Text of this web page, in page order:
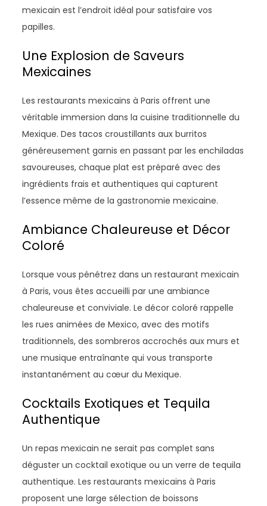
mexicain est l’endroit idéal pour satisfaire vos
papilles.
Une Explosion de Saveurs
Mexicaines
Les restaurants mexicains à Paris offrent une
véritable immersion dans la cuisine traditionnelle du
Mexique. Des tacos croustillants aux burritos
généreusement garnis en passant par les enchiladas
savoureuses, chaque plat est préparé avec des
ingrédients frais et authentiques qui capturent
l’essence même de la gastronomie mexicaine.
Ambiance Chaleureuse et Décor
Coloré
Lorsque vous pénétrez dans un restaurant mexicain
à Paris, vous êtes accueilli par une ambiance
chaleureuse et conviviale. Le décor coloré rappelle
les rues animées de Mexico, avec des motifs
traditionnels, des sombreros accrochés aux murs et
une musique entraînante qui vous transporte
instantanément au cœur du Mexique.
Cocktails Exotiques et Tequila
Authentique
Un repas mexicain ne serait pas complet sans
déguster un cocktail exotique ou un verre de tequila
authentique. Les restaurants mexicains à Paris
proposent une large sélection de boissons